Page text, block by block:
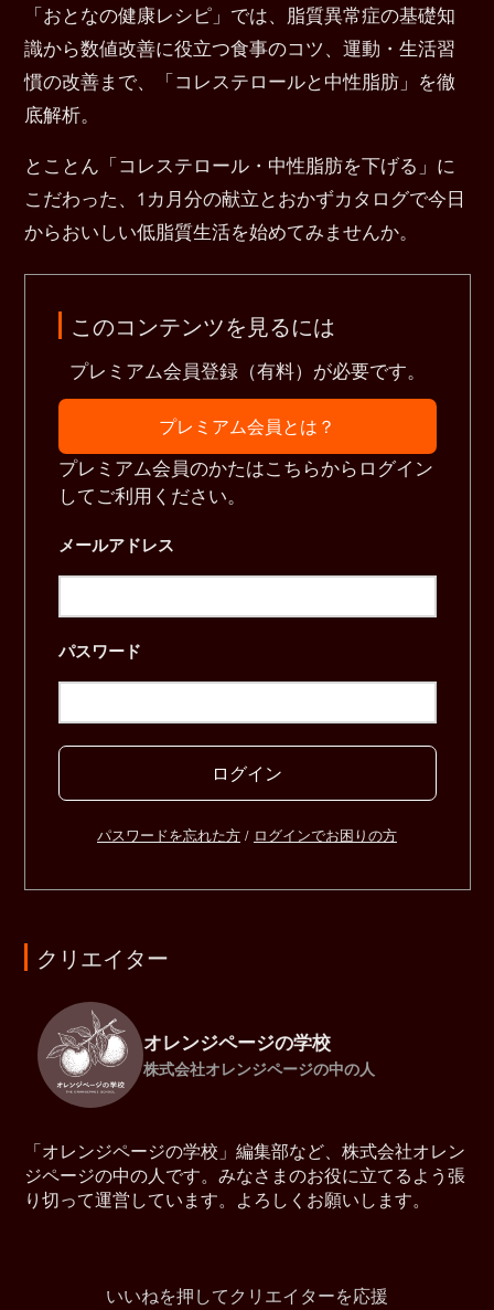
「おとなの健康レシピ」では、脂質異常症の基礎知
識から数値改善に役立つ食事のコツ、運動・生活習
慣の改善まで、「コレステロールと中性脂肪」を徹
底解析。
とことん「コレステロール・中性脂肪を下げる」に
こだわった、1カ月分の献立とおかずカタログで今日
からおいしい低脂質生活を始めてみませんか。
このコンテンツを見るには
プレミアム会員登録（有料）が必要です。
プレミアム会員とは？
プレミアム会員のかたはこちらからログイン
してご利用ください。
メールアドレス
パスワード
ログイン
パスワードを忘れた方 / ログインでお困りの方
クリエイター
オレンジページの学校
株式会社オレンジページの中の人
「オレンジページの学校」編集部など、株式会社オレン
ジページの中の人です。みなさまのお役に立てるよう張
り切って運営しています。よろしくお願いします。
いいねを押してクリエイターを応援